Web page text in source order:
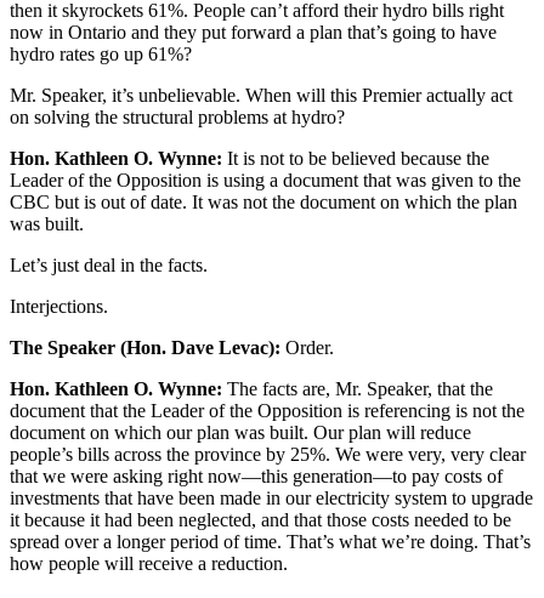
then it skyrockets 61%. People can’t afford their hydro bills right
now in Ontario and they put forward a plan that’s going to have
hydro rates go up 61%?
Mr. Speaker, it’s unbelievable. When will this Premier actually act
on solving the structural problems at hydro?
Hon. Kathleen O. Wynne: It is not to be believed because the
Leader of the Opposition is using a document that was given to the
CBC but is out of date. It was not the document on which the plan
was built.
Let’s just deal in the facts.
Interjections.
The Speaker (Hon. Dave Levac): Order.
Hon. Kathleen O. Wynne: The facts are, Mr. Speaker, that the
document that the Leader of the Opposition is referencing is not the
document on which our plan was built. Our plan will reduce
people’s bills across the province by 25%. We were very, very clear
that we were asking right now—this generation—to pay costs of
investments that have been made in our electricity system to upgrade
it because it had been neglected, and that those costs needed to be
spread over a longer period of time. That’s what we’re doing. That’s
how people will receive a reduction.